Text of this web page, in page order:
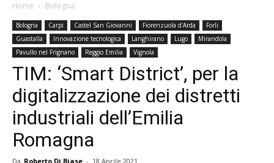
Home Bologna
Bologna Carpi Castel San Giovanni Fiorenzuola d'Arda
Forli
Guastalla
Innovazione tecnologica Langhirano Lugo
Mirandola
Pavullo nel Frignano
Reggio Emilia Vignola
TIM: ‘Smart District’, per la
digitalizzazione dei distretti
industriali dell’Emilia
Romagna
Da Roberto Di Biase - 18 Aprile 2021